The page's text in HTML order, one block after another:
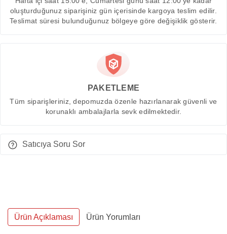
oluşturduğunuz siparişiniz gün içerisinde kargoya teslim edilir.
Teslimat süresi bulunduğunuz bölgeye göre değişiklik gösterir.
PAKETLEME
Tüm siparişleriniz, depomuzda özenle hazırlanarak güvenli ve
korunaklı ambalajlarla sevk edilmektedir.
Satıcıya Soru Sor
Ürün Açıklaması Ürün Yorumları